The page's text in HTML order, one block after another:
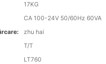
17KG
CA 100-24V 50/60Hz 60VA
zhu hai
T/T
LT760